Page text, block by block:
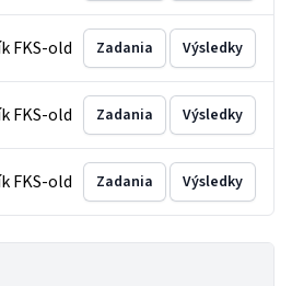
FKS-old Zadania Výsledky
FKS-old Zadania Výsledky
FKS-old Zadania Výsledky